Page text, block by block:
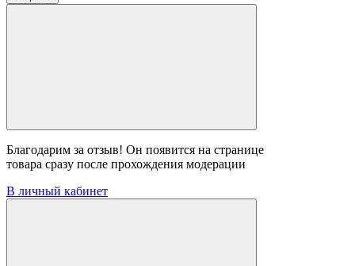
Благодарим за отзыв! Он появится на странице
товара сразу после прохождения модерации
В личный кабинет